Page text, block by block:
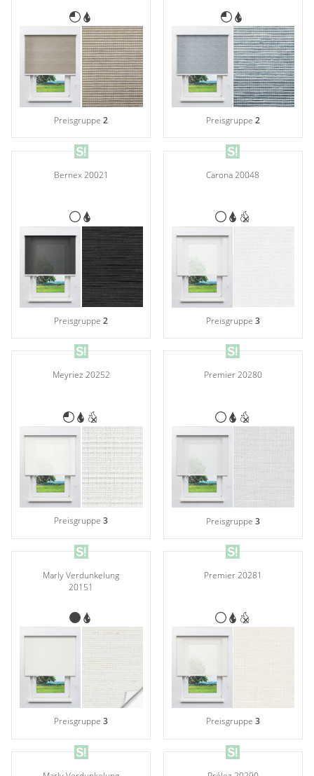
Preisgruppe2 Preisgruppe 2
Bernex 20021
Preisgruppe2
Carona 20048
Preisgruppe 3
Meyriez 20252
Preisgruppe3
Premier 20280
Preisgruppe 3
Marly Verdunkelung
20151
Preisgruppe3
Premier 20281
Preisgruppe 3